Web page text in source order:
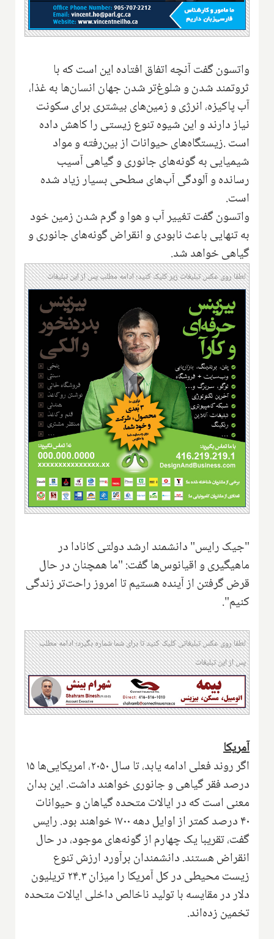
واتسون گفت آنچه اتفاق افتاده این است‌ که با
ثروتمند شدن و شلوغ‌تر شدن جهان انسان‌ها به غذا،
آب پاکیزه‌، انرژی و زمین‌های بیشتری برای سکونت
نیاز دارند و این شیوه تنوع زیستی را کاهش داده
است.زیستگاه‌های حیوانات از بین‌رفته و مواد
شیمیایی به گونه‌های جانوری و گیاهی آسیب
رسانده و آلودگی آب‌های سطحی بسیار زیاد شده
است.
واتسون گفت تغییر آب و هوا و گرم شدن زمین خود
به تنهایی باعث نابودی و انقراض گونه‌های جانوری و
گیاهی خواهد شد.
لطفا روی عکس تبلیغات زیر کلیک کنید؛ ادامه مطلب پس از این تبلیغات
"جیک رایس" دانشمند ارشد دولتی کانادا در
ماهیگیری و اقیانوس‌ها گفت: "ما همچنان در حال
قرض گرفتن از آینده هستیم تا امروز راحت‌تر زندگی
کنیم."
لطفا روی عکس تبلیغاتی کلیک کنید تا برای شما شماره بگیرد؛ ادامه مطلب
پس از این تبلیغات
آمریکا
اگر روند فعلی ادامه یابد، تا سال ۲۰۵۰، امریکایی‌ها ۱۵
درصد فقر گیاهی و جانوری خواهند داشت. این بدان
معنی است که در ایالات متحده گیاهان و حیوانات
۴۰ درصد کمتر از اوایل دهه ۱۷۰۰ خواهند بود
.رایس
گفت، تقریبا یک چهارم از گونه‌های موجود، در حال
انقراض هستند. دانشمندان برآورد ارزش تنوع
زیست محیطی در کل آمریکا را میزان ۲۴.۳ تریلیون
دلار در مقایسه با تولید ناخالص داخلی ایالات متحده
تخمین زده‌اند.